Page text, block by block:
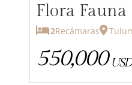
Flora Fauna
2Recámaras
550,000 USD